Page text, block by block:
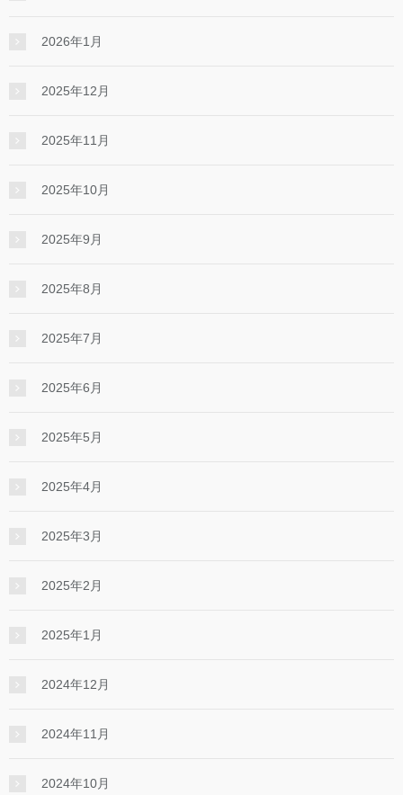
2026年1月
2025年12月
2025年11月
2025年10月
2025年9月
2025年8月
2025年7月
2025年6月
2025年5月
2025年4月
2025年3月
2025年2月
2025年1月
2024年12月
2024年11月
2024年10月